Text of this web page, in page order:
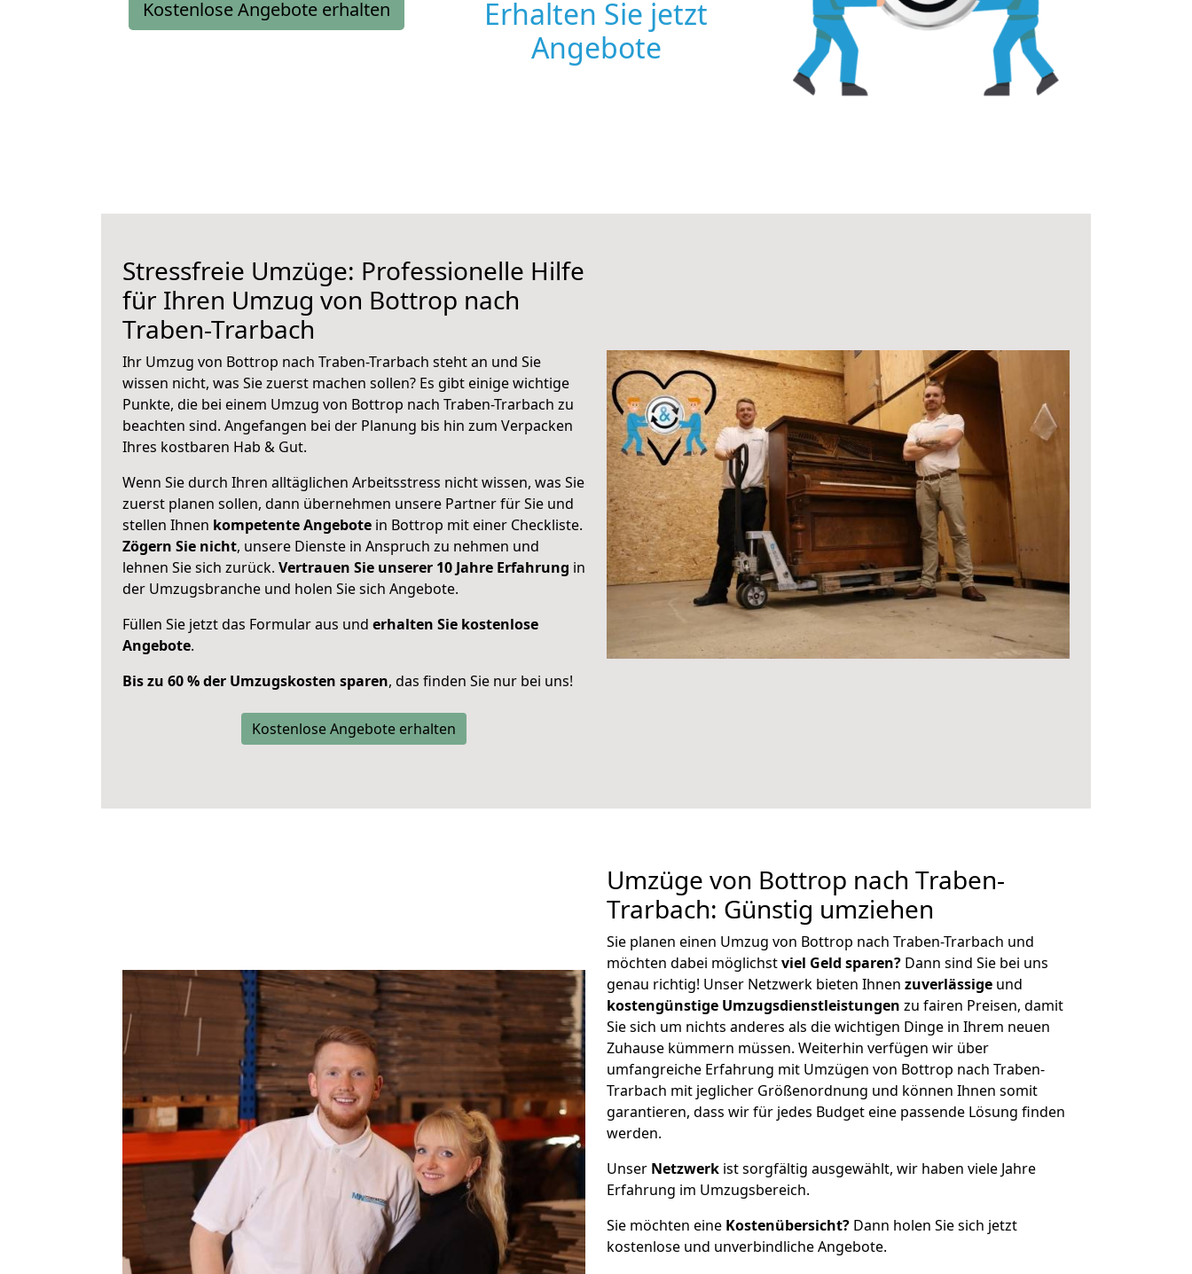
Kostenlose Angebote erhalten
Erhalten Sie jetzt
Angebote
Stressfreie Umzüge: Professionelle Hilfe
für Ihren Umzug von Bottrop nach
Traben-Trarbach
Ihr Umzug von Bottrop nach Traben-Trarbach steht an und Sie
wissen nicht, was Sie zuerst machen sollen? Es gibt einige wichtige
Punkte, die bei einem Umzug von Bottrop nach Traben-Trarbach zu
beachten sind. Angefangen bei der Planung bis hin zum Verpacken
Ihres kostbaren Hab & Gut.
Wenn Sie durch Ihren alltäglichen Arbeitsstress nicht wissen, was Sie
zuerst planen sollen, dann übernehmen unsere Partner für Sie und
stellen Ihnen kompetente Angebote in Bottrop mit einer Checkliste.
Zögern Sie nicht, unsere Dienste in Anspruch zu nehmen und
lehnen Sie sich zurück. Vertrauen Sie unserer 10 Jahre Erfahrung in
der Umzugsbranche und holen Sie sich Angebote.
Füllen Sie jetzt das Formular aus und erhalten Sie kostenlose
Angebote.
Bis zu 60 % der Umzugskosten sparen, das finden Sie nur bei uns!
Kostenlose Angebote erhalten
Umzüge von Bottrop nach Traben-
Trarbach: Günstig umziehen
Sie planen einen Umzug von Bottrop nach Traben-Trarbach und
möchten dabei möglichstviel Geld sparen? Dann sind Sie bei uns
genau richtig! Unser Netzwerk bieten Ihnen zuverlässige und
kostengünstige Umzugsdienstleistungen zu fairen Preisen, damit
Sie sich um nichts anderes als die wichtigen Dinge in Ihrem neuen
Zuhause kümmern müssen. Weiterhin verfügen wir über
umfangreiche Erfahrung mit Umzügen von Bottrop nach Traben-
Trarbach mit jeglicher Größenordnung und können Ihnen somit
garantieren, dass wir für jedes Budget eine passende Lösung finden
werden.
Unser Netzwerk ist sorgfältig ausgewählt, wir haben viele Jahre
Erfahrung im Umzugsbereich.
Sie möchten eine Kostenübersicht? Dann holen Sie sich jetzt
kostenlose und unverbindliche Angebote.